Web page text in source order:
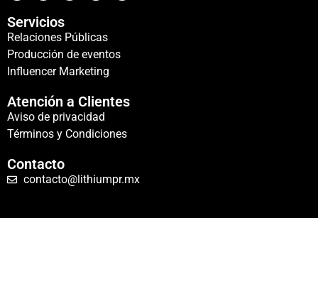
Servicios
Relaciones Públicas
Producción de eventos
Influencer Marketing
Atención a Clientes
Aviso de privacidad
Términos y Condiciones
Contacto
contacto@lithiumpr.mx